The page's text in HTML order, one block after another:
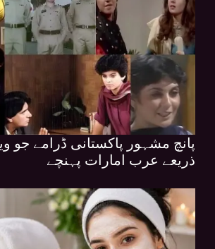
پانچ مشہور پاکستانی ڈرامے جو
ذریعے عرب امارات پہنچے